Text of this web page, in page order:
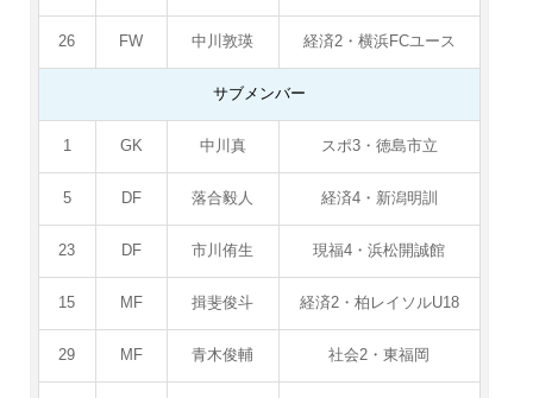
26 FW 中川敦瑛 経済2・横浜FCユース
サブメンバー
1 GK 中川真 スポ3・徳島市立
5 DF 落合毅人 経済4・新潟明訓
23 DF 市川侑生 現福4・浜松開誠館
15 MF 揖斐俊斗 経済2・柏レイソルU18
29 MF 青木俊輔 社会2・東福岡